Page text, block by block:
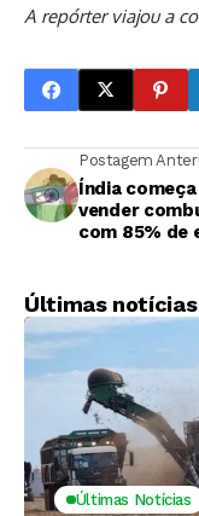
A repórter viajou a
Postagem
Índia começa
vender
com 85% de
Últimas notícias
Últimas Notícias